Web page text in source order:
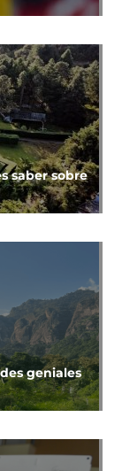
saber sobre
geniales